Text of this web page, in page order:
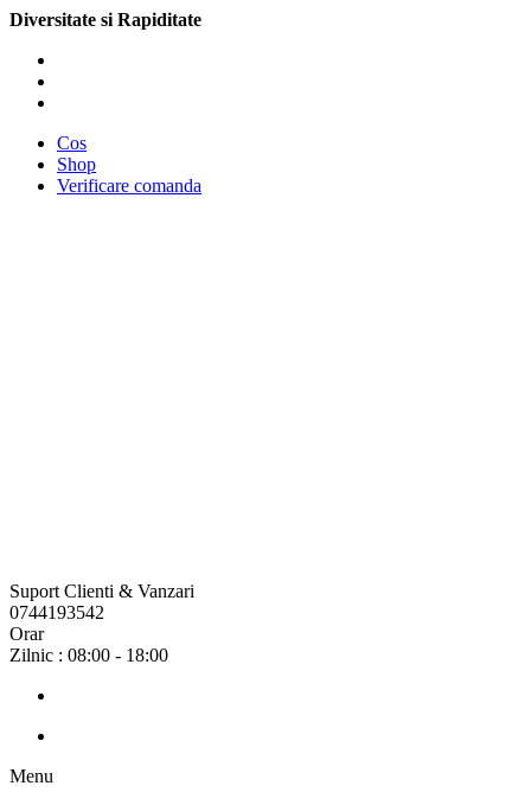
Diversitate si Rapiditate
Cos
Shop
Verificare comanda
Suport Clienti & Vanzari
0744193542
Orar
Zilnic : 08:00 - 18:00
Menu